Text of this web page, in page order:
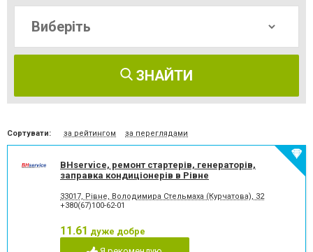
ЗНАЙТИ
Сортувати: за рейтингом за переглядами
BHservice, ремонт стартерів, генераторів,
заправка кондиціонерів в Рівне
33017, Рівне, Володимира Стельмаха (Курчатова), 32
+380(67)100-62-01
11.61 дуже добре